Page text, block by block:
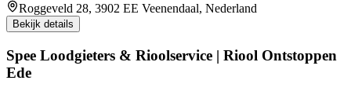
Roggeveld 28, 3902 EE Veenendaal, Nederland
Bekijk details
Spee Loodgieters & Rioolservice | Riool Ontstoppen
Ede